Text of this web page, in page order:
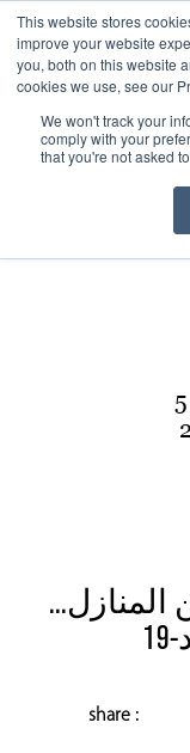
This website stores
improve your website
you, both on this website
cookies we use, see our
We won't track your
comply with your
that you're not asked
المنازل...
share :